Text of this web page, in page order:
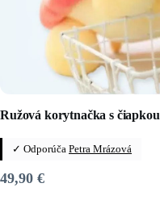
Ružová korytnačka s čiapkou
✓ Odporúča Petra Mrázová
49,90 €